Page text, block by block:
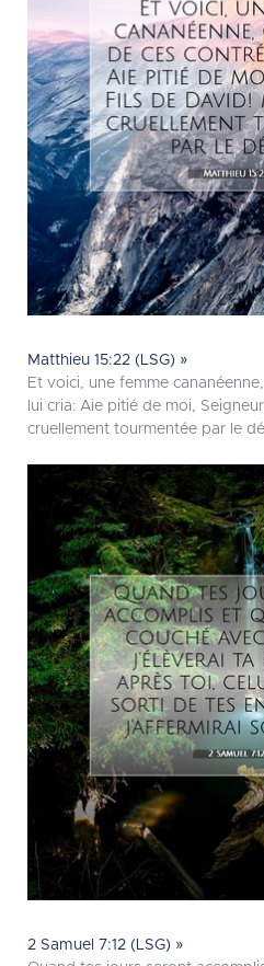
Matthieu 15:22 (LSG) »
Et voici, une femme
lui cria: Aie pitié de moi,
cruellement tourmentée par le
2 Samuel 7:12 (LSG) »